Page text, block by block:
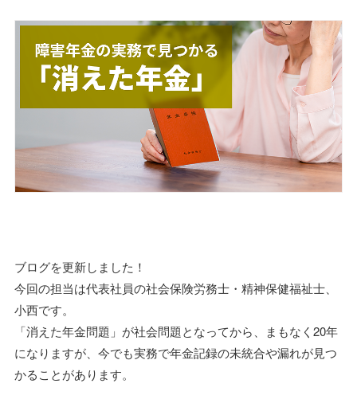
ブログを更新しました！
今回の担当は代表社員の社会保険労務士・精神保健福祉士、
小西です。
「消えた年金問題」が社会問題となってから、まもなく20年
になりますが、今でも実務で年金記録の未統合や漏れが見つ
かることがあります。